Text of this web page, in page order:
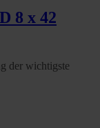
8 x 42
der wichtigste